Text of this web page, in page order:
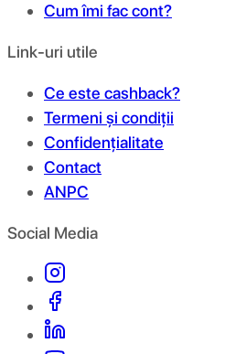
Cum îmi fac cont?
Link-uri utile
Ce este cashback?
Termeni și condiții
Confidențialitate
Contact
ANPC
Social Media